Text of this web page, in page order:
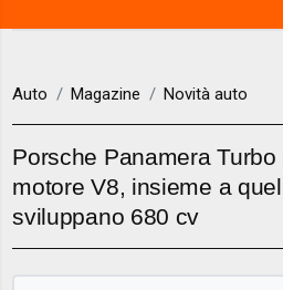
Auto Magazine Novità auto
Porsche Panamera Turbo
motore V8, insieme a
sviluppano 680 cv